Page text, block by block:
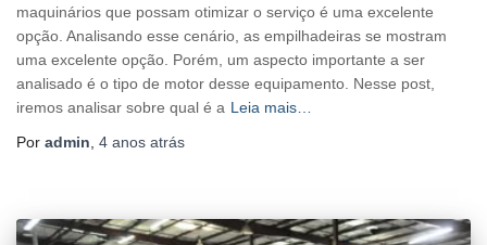
maquinários que possam otimizar o serviço é uma excelente
opção. Analisando esse cenário, as empilhadeiras se mostram
uma excelente opção. Porém, um aspecto importante a ser
analisado é o tipo de motor desse equipamento. Nesse post,
iremos analisar sobre qual é a Leia mais…
Por admin 4 anos atrás